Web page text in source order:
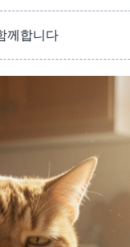
께합니다